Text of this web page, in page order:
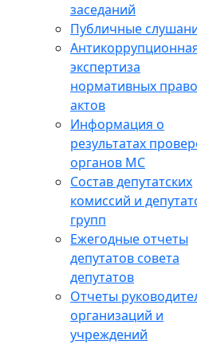
заседаний
Публичные
экспертиза
нормативных
актов
Информация о
результатах
органов МС
Состав депутатских
комиссий и
групп
Ежегодные отчеты
депутатов совета
депутатов
Отчеты
организаций и
учреждений